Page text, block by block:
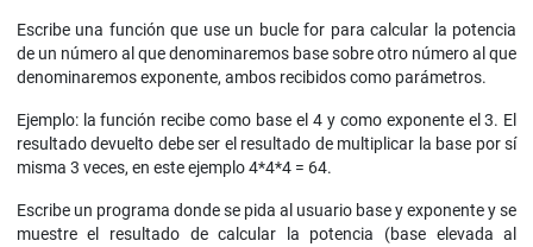
Escribe una función que use un bucle for para calcular la potencia
de un número al que denominaremos base sobre otro número al que
denominaremos exponente, ambos recibidos como parámetros.
Ejemplo: la función recibe como base el 4 y como exponente el 3. El
resultado devuelto debe ser el resultado de multiplicar la base por sí
misma 3 veces, en este ejemplo 4*4*4 = 64.
Escribe un programa donde se pida al usuario base y exponente y se
muestre el resultado de calcular la potencia (base elevada al